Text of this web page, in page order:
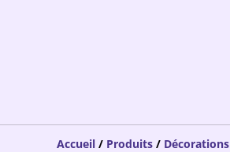
Accueil / Produits / Décorations